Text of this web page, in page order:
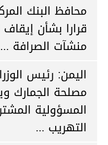
محافظ البنك
قرارا بشأن
منشآت الصرافة ...
اليمن: رئيس
مصلحة الجمارك
المسؤولية
التهريب ...